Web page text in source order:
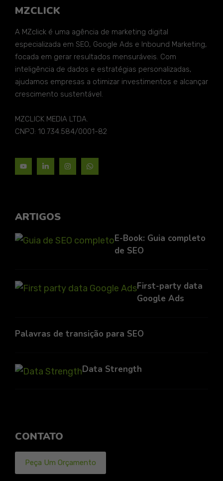
MZCLICK
A MZclick é uma agência de marketing digital
especializada em SEO, Google Ads e Inbound Marketing,
focada em gerar resultados mensuráveis. Com
inteligência de dados e estratégias personalizadas,
ajudamos empresas a otimizar investimentos e alcançar
crescimento sustentável.
MZCLICK MEDIA LTDA.
CNPJ: 10.734.584/0001-82
ARTIGOS
E-Book: Guia completo
de SEO
First-party data
Google Ads
Palavras de transição para SEO
Data Strength
CONTATO
Peça Um Orçamento